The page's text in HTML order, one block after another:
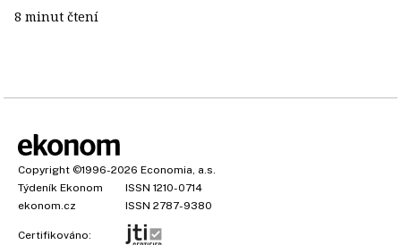
8 minut čtení
Copyright ©1996-2026 Economia, a.s.
Týdeník Ekonom
ISSN 1210-0714
ekonom.cz
ISSN 2787-9380
Certifikováno: